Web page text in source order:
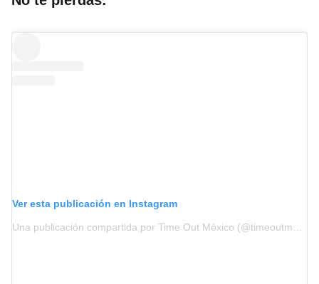
Ver esta publicación en Instagram
Una publicación compartida por Time Out México (@timeoutmexico)